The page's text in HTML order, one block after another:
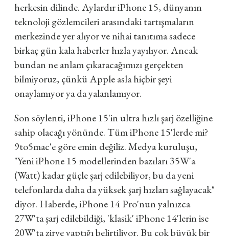
herkesin dilinde. Aylardır iPhone 15, dünyanın
teknoloji gözlemcileri arasındaki tartışmaların
merkezinde yer alıyor ve nihai tanıtıma sadece
birkaç gün kala haberler hızla yayılıyor. Ancak
bundan ne anlam çıkaracağımızı gerçekten
bilmiyoruz, çünkü Apple asla hiçbir şeyi
onaylamıyor ya da yalanlamıyor.
Son söylenti, iPhone 15'in ultra hızlı şarj özelliğine
sahip olacağı yönünde. Tüm iPhone 15'lerde mi?
9to5mac'e göre emin değiliz. Medya kuruluşu,
"Yeni iPhone 15 modellerinden bazıları 35W'a
(Watt) kadar güçle şarj edilebiliyor, bu da yeni
telefonlarda daha da yüksek şarj hızları sağlayacak"
diyor. Haberde, iPhone 14 Pro'nun yalnızca
27W'ta şarj edilebildiği, 'klasik' iPhone 14'lerin ise
20W'ta zirve yaptığı belirtiliyor. Bu çok büyük bir